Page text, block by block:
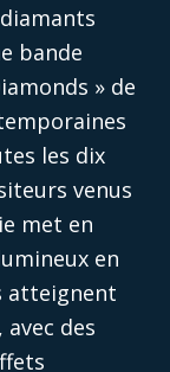
bande
» de
les dix
venus
met en
en
atteignent
des